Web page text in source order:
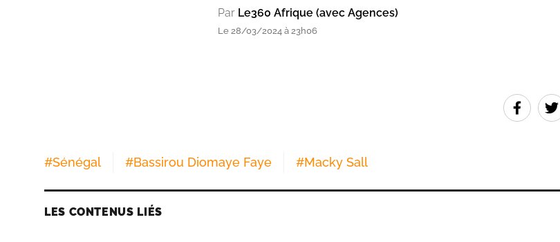
Par Le360 Afrique (avec Agences)
Le 28/03/2024 à 23h06
#Sénégal #Bassirou Diomaye Faye #Macky Sall
LES CONTENUS LIÉS